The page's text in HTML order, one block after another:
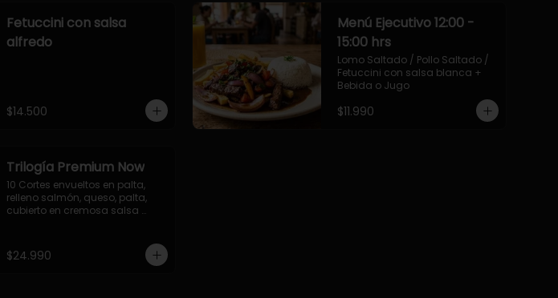
Fetuccini con salsa
alfredo
$14.500
Menú Ejecutivo 12:00 -
15:00 hrs
Lomo Saltado / Pollo Saltado /
Fetuccini con salsa blanca +
Bebida o Jugo
$11.990
Trilogía Premium Now
10 Cortes envueltos en palta,
relleno salmón, queso, palta,
cubierto en cremosa salsa
crema, relleno de pollo
apanado y palta, cubierto con
$24.990